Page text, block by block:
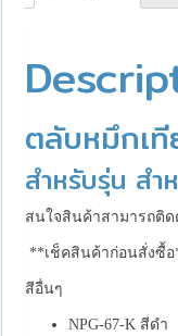
ตลับหมึกเ
สำหรับรุ่น ส
สนใจสินค้าสามารถติ
**เช็คสินค้าก่อนสั่ง
สีอื่นๆ
NPG-67-K สีดำ